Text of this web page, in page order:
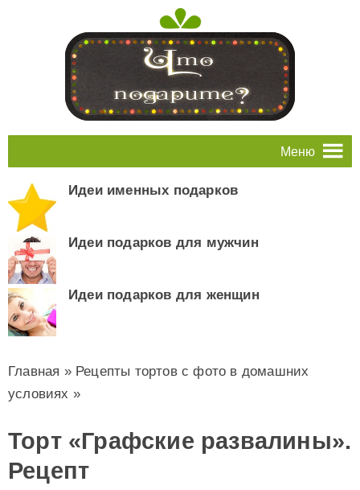
Меню
Идеи именных подарков
Идеи подарков для мужчин
Идеи подарков для женщин
Главная » Рецепты тортов с фото в домашних
условиях »
Торт «Графские развалины».
Рецепт